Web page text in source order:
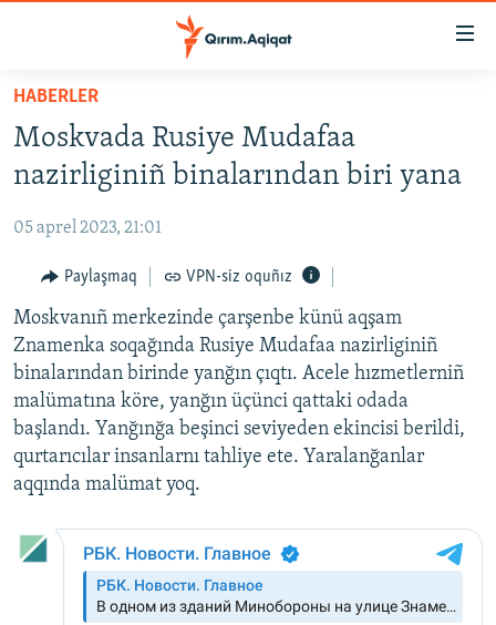
Esas
qaytmaq
Baş
navigatsiyağa
qaytmaq
qaytmaq
HABERLER
SİYASET
İQTİSADİYAT
CEMİYET
MEDENİYET
İNSAN AQLARI
VİDEO
SÜRET
BLOGLAR
FİKİR
Русский
Українською
HABERLER
Moskvada Rusiye Mudafaa
nazirliginiñ binalarından biri yana
05 aprel 2023, 21:01
Paylaşmaq VPN-siz oquñız
Moskvanıñ merkezinde çarşenbe künü aqşam
Znamenka soqağında Rusiye Mudafaa nazirliginiñ
binalarından birinde yanğın çıqtı. Acele hızmetlerniñ
malümatına köre, yanğın üçünci qattaki odada
başlandı. Yanğınğa beşinci seviyeden ekincisi berildi,
qurtarıcılar insanlarnı tahliye ete. Yaralanğanlar
aqqında malümat yoq.